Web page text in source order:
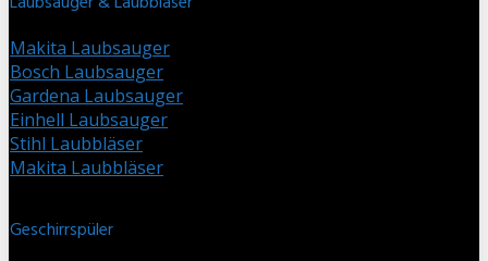
Makita Laubsauger
Bosch Laubsauger
Gardena Laubsauger
Einhell Laubsauger
Stihl Laubbläser
Makita Laubbläser
Geschirrspüler